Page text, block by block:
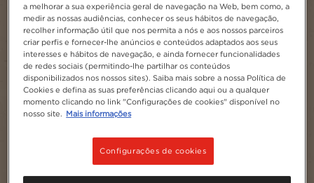
Porções1
a melhorar a sua experiência geral de navegação na Web, bem como, a
medir as nossas audiências, conhecer os seus hábitos de navegação,
recolher informação útil que nos permita a nós e aos nossos parceiros
criar perfis e fornecer-lhe anúncios e conteúdos adaptados aos seus
interesses e hábitos de navegação, e ainda fornecer funcionalidades
de redes sociais (permitindo-lhe partilhar os conteúdos
disponibilizados nos nossos sites). Saiba mais sobre a nossa Política de
Cookies e defina as suas preferências clicando aqui ou a qualquer
momento clicando no link "Configurações de cookies" disponível no
nosso site. Mais informações
Configurações de cookies